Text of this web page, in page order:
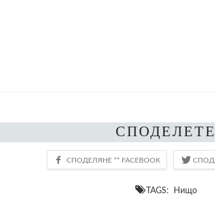
СПОДЕЛЕТЕ
TAGS: Нищо